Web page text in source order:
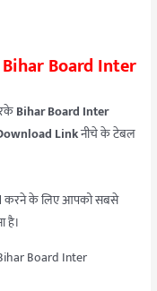
Board Inter
Bihar Board Inter
Linkनीचे के टेबल
करने के लिए आपको सबसे
है।